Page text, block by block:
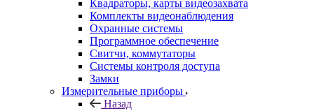
Квадраторы, карты видеозахвата
Комплекты видеонаблюдения
Охранные системы
Программное обеспечение
Свитчи, коммутаторы
Системы контроля доступа
Замки
Измерительные приборы
Назад